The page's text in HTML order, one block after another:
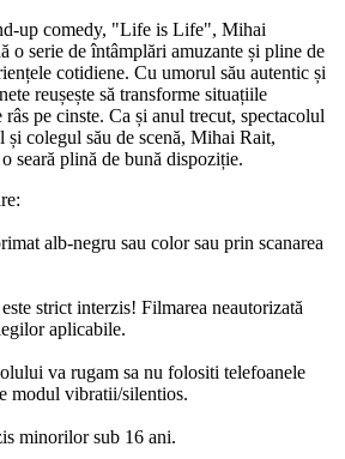
up comedy, "Life is Life", Mihai
o serie de întâmplări amuzante și pline de
cotidiene. Cu umorul său autentic și
reușește să transforme situațiile
pe cinste. Ca și anul trecut, spectacolul
și colegul său de scenă, Mihai Rait,
seară plină de bună dispoziție.
alb-negru sau color sau prin scanarea
strict interzis! Filmarea neautorizată
aplicabile.
va rugam sa nu folositi telefoanele
modul vibratii/silentios.
minorilor sub 16 ani.